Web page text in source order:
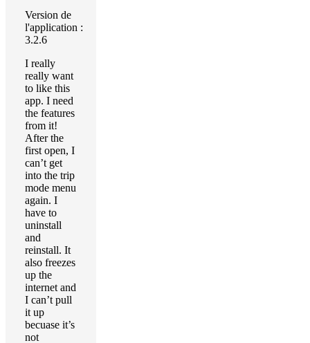
Version de
l'application :
3.2.6
I really
really want
to like this
app. I need
the features
from it!
After the
first open, I
can’t get
into the trip
mode menu
again. I
have to
uninstall
and
reinstall. It
also freezes
up the
internet and
I can’t pull
it up
becuase it’s
not